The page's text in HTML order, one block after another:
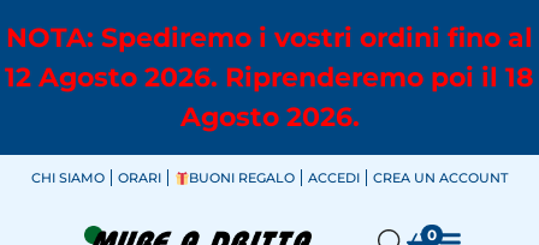
NOTA: Spediremo i vostri ordini fino al
12 Agosto 2026. Riprenderemo poi il 18
Agosto 2026.
CHI SIAMO ORARI BUONI REGALO ACCEDI CREA UN ACCOUNT
0